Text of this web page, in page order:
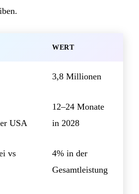
WERT
3,8 Millionen
USA
12–24 Monate
in 2028
vs
4% in der
Gesamtleistung